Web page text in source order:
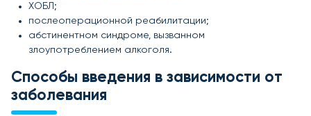
ХОБЛ;
послеоперационной реабилитации;
абстинентном синдроме, вызванном
злоупотреблением алкоголя.
Способы введения в зависимости от
заболевания